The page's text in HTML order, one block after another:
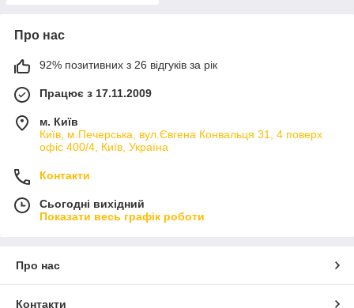
Про нас
92% позитивних з 26 відгуків за рік
Працює з 17.11.2009
м. Київ
Київ, м.Печерська, вул.Євгена Конвальця 31, 4 поверх
офіс 400/4, Київ, Україна
Контакти
Сьогодні вихідний
Показати весь графік роботи
Про нас
Контакти